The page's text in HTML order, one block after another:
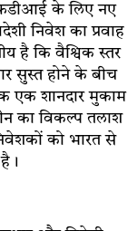
के लिए नए
निवेश का प्रवाह
है कि वैश्विक स्तर
सुस्त होने के बीच
एक शानदार मुकाम
का विकल्प तलाश
को भारत से